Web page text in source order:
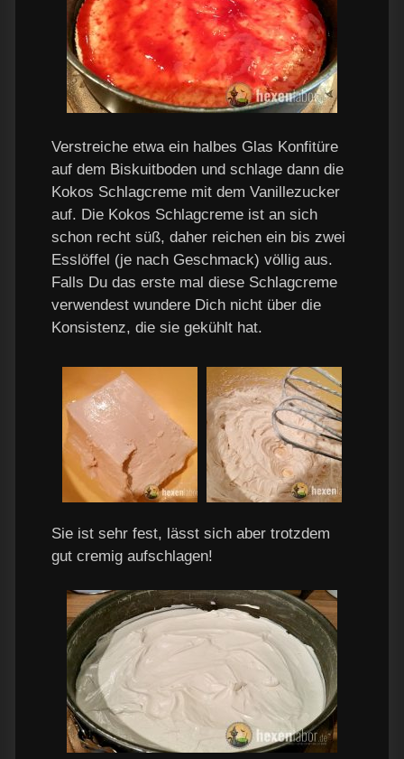
Verstreiche etwa ein halbes Glas Konfitüre
auf dem Biskuitboden und schlage dann die
Kokos Schlagcreme mit dem Vanillezucker
auf. Die Kokos Schlagcreme ist an sich
schon recht süß, daher reichen ein bis zwei
Esslöffel (je nach Geschmack) völlig aus.
Falls Du das erste mal diese Schlagcreme
verwendest wundere Dich nicht über die
Konsistenz, die sie gekühlt hat.
Sie ist sehr fest, lässt sich aber trotzdem
gut cremig aufschlagen!